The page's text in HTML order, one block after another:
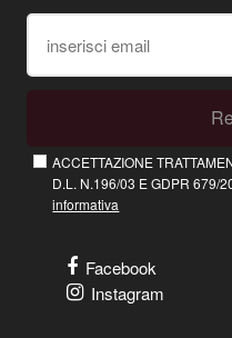
ACCETTAZIONE
D.L. N.196/03 E GDPR 679/
informativa
Facebook
Instagram